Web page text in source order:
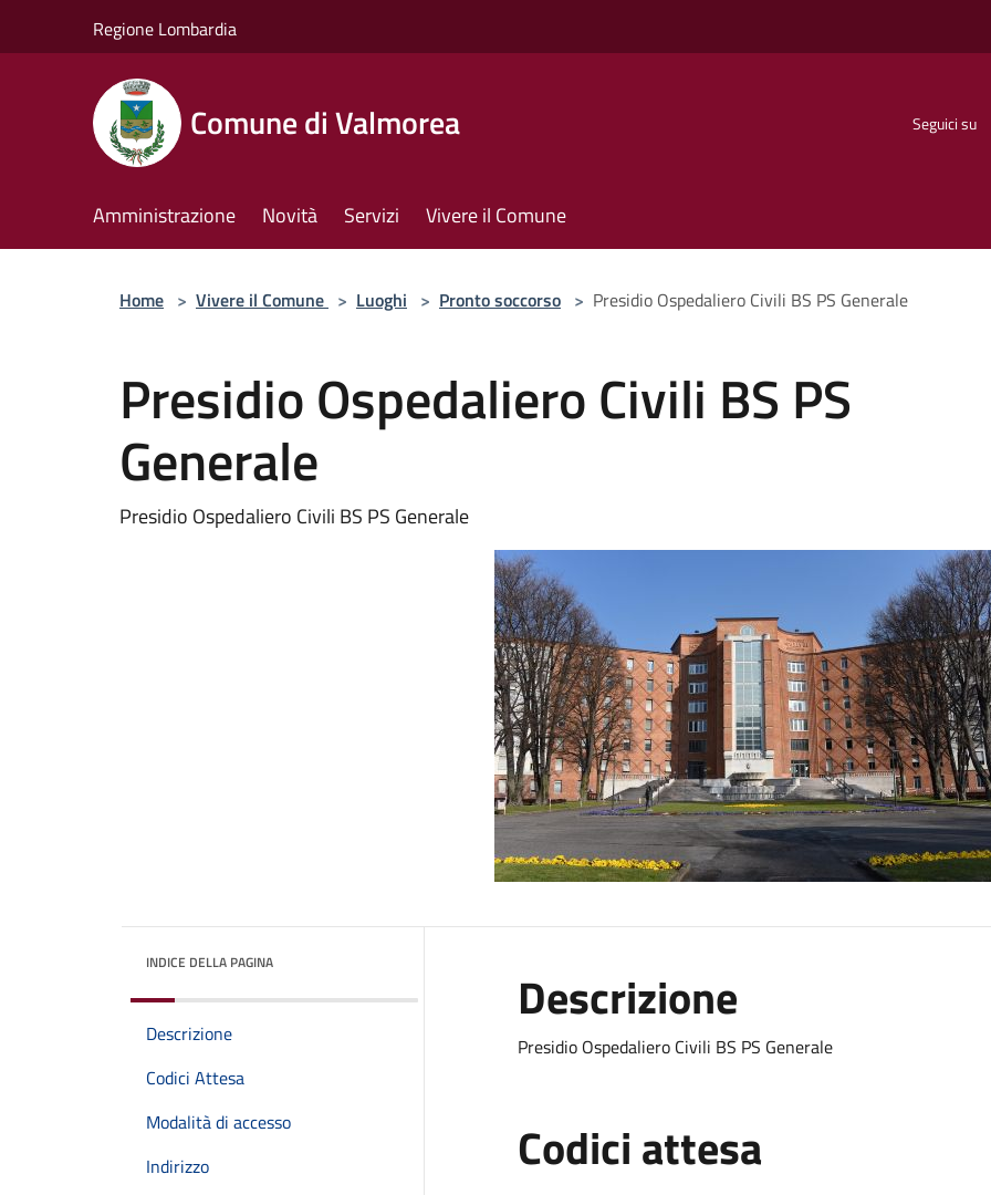
Regione Lombardia
Comune di Valmorea Seguici su
Amministrazione Novità Servizi Vivere il Comune
Home > Vivere il Comune > Luoghi > Pronto soccorso > Presidio Ospedaliero Civili BS PS Generale
Presidio Ospedaliero Civili BS PS
Generale
Presidio Ospedaliero Civili BS PS Generale
INDICE DELLA PAGINA
Descrizione
Codici Attesa
Modalità di accesso
Indirizzo
Descrizione
Presidio Ospedaliero Civili BS PS Generale
Codici attesa